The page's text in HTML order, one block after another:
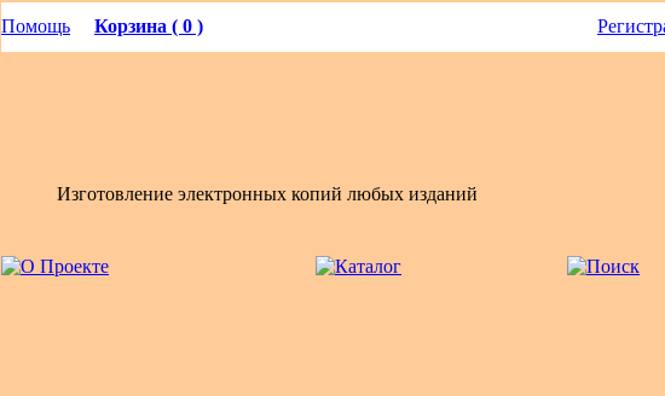
Помощь Корзина ( 0 )
Изготовление электронных копий любых изданий